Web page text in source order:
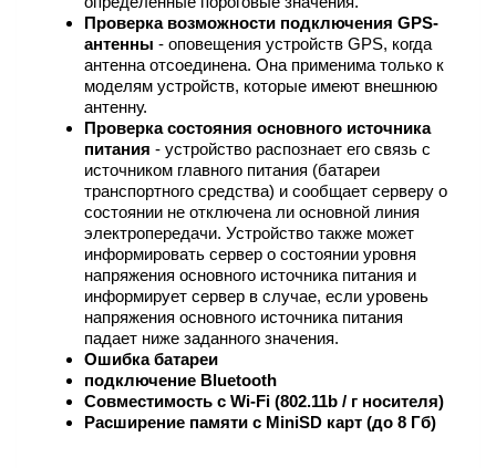
Проверка возможности подключения GPS-
антенны - оповещения устройств GPS, когда
антенна отсоединена. Она применима только к
моделям устройств, которые имеют внешнюю
антенну.
Проверка состояния основного источника
питания - устройство распознает его связь с
источником главного питания (батареи
транспортного средства) и сообщает серверу о
состоянии не отключена ли основной линия
электропередачи. Устройство также может
информировать сервер о состоянии уровня
напряжения основного источника питания и
информирует сервер в случае, если уровень
напряжения основного источника питания
падает ниже заданного значения.
Ошибка батареи
подключение Bluetooth
Совместимость с Wi-Fi (802.11b / г носителя)
Расширение памяти с MiniSD карт (до 8 Гб)